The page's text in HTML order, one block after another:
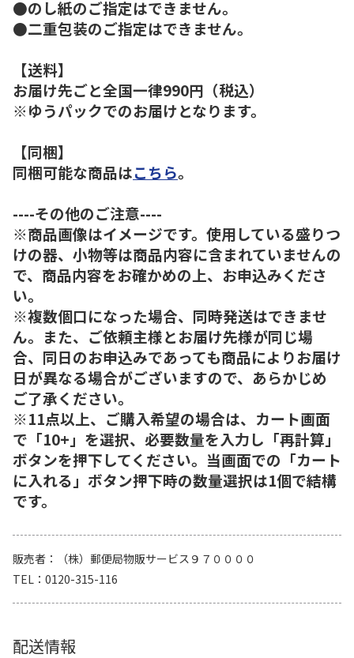
●のし紙のご指定はできません。
●二重包装のご指定はできません。
【送料】
お届け先ごと全国一律990円（税込）
※ゆうパックでのお届けとなります。
【同梱】
同梱可能な商品はこちら。
----その他のご注意----
※商品画像はイメージです。使用している盛りつ
けの器、小物等は商品内容に含まれていませんの
で、商品内容をお確かめの上、お申込みくださ
い。
※複数個口になった場合、同時発送はできませ
ん。また、ご依頼主様とお届け先様が同じ場
合、同日のお申込みであっても商品によりお届け
日が異なる場合がございますので、あらかじめ
ご了承ください。
※11点以上、ご購入希望の場合は、カート画面
で「10+」を選択、必要数量を入力し「再計算」
ボタンを押下してください。当画面での「カート
に入れる」ボタン押下時の数量選択は1個で結構
です。
販売者
（株）郵便局物販サービス９７００００
TEL
0120-315-116
配送情報